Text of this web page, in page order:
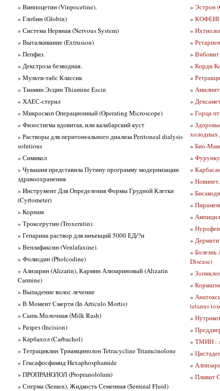
» Винпоцетин (Vinpocetine).
» Глобин (Globin)
» Система Нервная (Nervous System)
» Выталкивание (Extrusion)
» Пепфиз.
» Декстроза безводная.
» Мульти-табс Классик
» Тиамин Эсцин Thiamine Escin
» ХАЕС-стерил
» Микроскоп Операционный (Operating Microscope)
» Физостигма ядовитая, или калабарский куст
» Растворы для перитонеального диализа Peritoneal dialysis
solutions
» Симикол
» Чувашия представила Путину программу модернизации
здравоохранения
» Инструмент Для Определения Формы Грудной Клетки
(Cyrtometer)
» Корнам
» Троксерутин (Troxerutin).
» Гепарина раствор для инъекций 5000 ЕД/?н
» Венлафаксин (Venlafaxine).
» Фолкодин (Pholcodine)
» Ализарин (Alizarin), Кармин Ализариновый (Alizarin
Carmine)
» Выпадение волос лечение
» В Момент Смерти (In Articulo Mortis)
» Сыпь Молочная (Milk Rash)
» Разрез (Incision)
» Карбахол (Carbachol)
» Тетрациклин Триамцинолон Tetracycline Triamcinolone
» Гексафосфамид Hexaphosphamide
» ПРОПРАНОЛОЛ (Propranololum)
» Сперма (Semen), Жидкость Семенная (Seminal Fluid)
» Эстрон
» КОФЕИН
»
»
»
» Корди
»
»
»
» Горца
»
холодных
» Био-
»
»
» Новинет.
»
» Пирамем
»
»
»
» Болезнь
Disease)
»
»
»
tetanus
»
»
» ТМИН :
»
»
» Пливит